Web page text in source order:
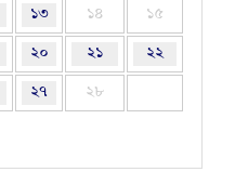
১৩ ১৪ ১৫
২০ ২১ ২২
২৭ ২৮